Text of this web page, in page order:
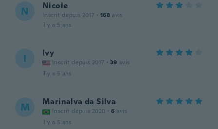
N Nicole
Inscrit depuis 2017 · 168 avis
il y a 5 ans
I Ivy
Inscrit depuis 2017 · 39 avis
il y a 5 ans
M Marinalva da Silva
Inscrit depuis 2020 · 6 avis
il y a 5 ans